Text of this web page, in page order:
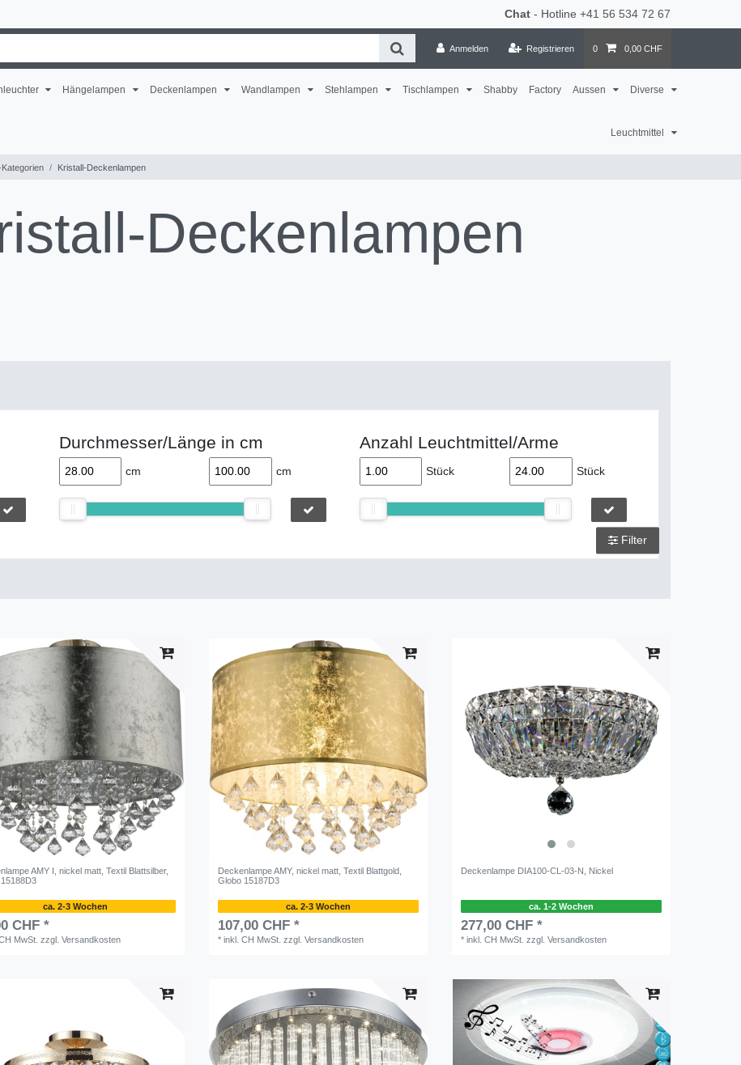
Chat - Hotline +41 56 534 72 67
Anmelden Registrieren 0 0,00 CHF
Hängelampen Deckenlampen Wandlampen Stehlampen Tischlampen Shabby Factory Aussen Diverse
Leuchtmittel
Kristall-Deckenlampen
Deckenlampen
Durchmesser/Länge in cm
cm cm
Anzahl Leuchtmittel/Arme
Stück Stück
Filter
AMY I, nickel matt, Textil Blattsilber,
ca. 2-3 Wochen
CHF *
MwSt. zzgl.Versandkosten
Deckenlampe AMY, nickel matt, Textil Blattgold,
Globo 15187D3
ca. 2-3 Wochen
107,00 CHF *
*inkl. CH MwSt. zzgl.Versandkosten
Deckenlampe DIA100-CL-03-N, Nickel
ca. 1-2 Wochen
277,00 CHF *
*inkl. CH MwSt. zzgl.Versandkosten